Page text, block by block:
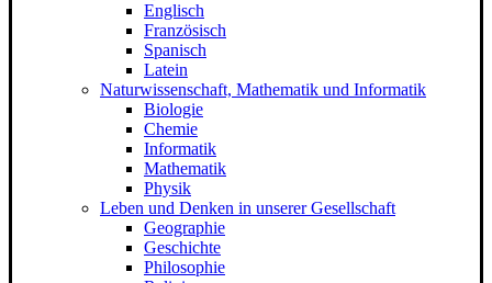
Englisch
Französisch
Spanisch
Latein
Naturwissenschaft, Mathematik und Informatik
Biologie
Chemie
Informatik
Mathematik
Physik
Leben und Denken in unserer Gesellschaft
Geographie
Geschichte
Philosophie